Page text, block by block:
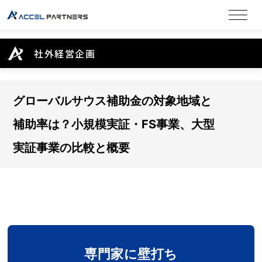
社外経営企画
グローバルサウス補助金の対象地域と
補助率は？小規模実証・FS事業、大型
実証事業の比較と概要
専門家に壁打ち